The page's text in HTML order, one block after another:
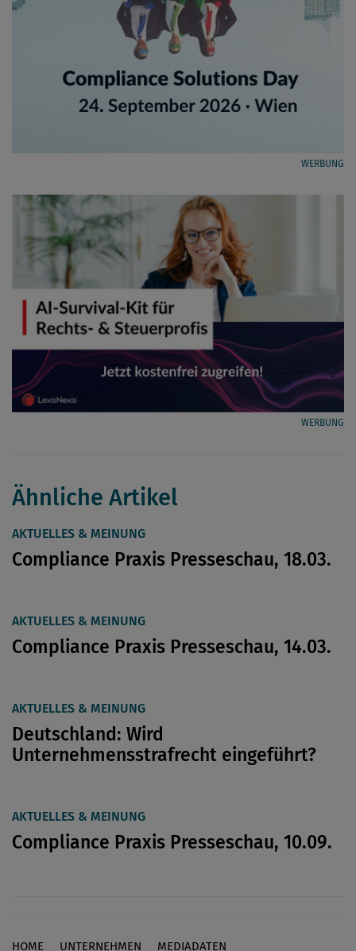
WERBUNG
WERBUNG
Ähnliche Artikel
AKTUELLES & MEINUNG
Compliance Praxis Presseschau, 18.03.
AKTUELLES & MEINUNG
Compliance Praxis Presseschau, 14.03.
AKTUELLES & MEINUNG
Deutschland: Wird
Unternehmensstrafrecht eingeführt?
AKTUELLES & MEINUNG
Compliance Praxis Presseschau, 10.09.
HOME UNTERNEHMEN MEDIADATEN